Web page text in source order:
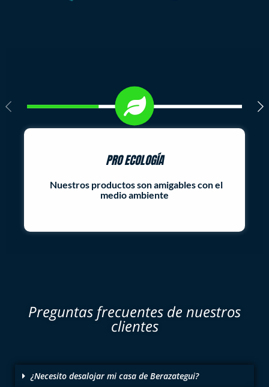
PRO ECOLOGÍA
Nuestros productos son amigables con el
medio ambiente
Preguntas frecuentes de nuestros
clientes
¿Necesito desalojar mi casa de Berazategui?